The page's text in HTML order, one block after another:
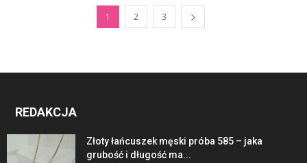
1 2 3
REDAKCJA
Złoty łańcuszek męski próba 585 – jaka
grubość i długość ma...